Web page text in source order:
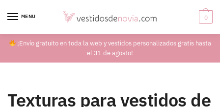
MENU 0
¡Envío gratuito en toda la web y vestidos personalizados gratis hasta
el 31 de agosto!
Texturas para vestidos de